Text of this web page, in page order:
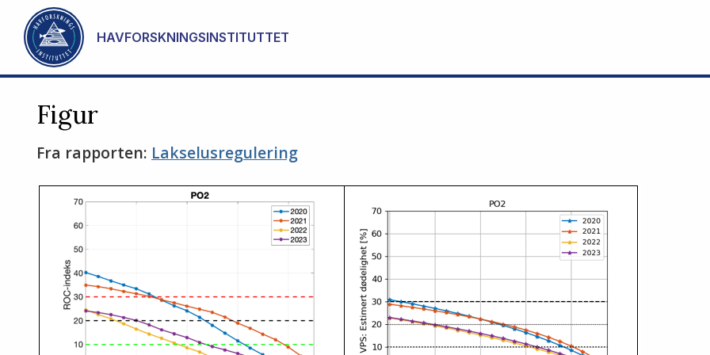
Gå til hovedinnhold
HAVFORSKNINGSINSTITUTTET
Figur
Fra rapporten: Lakselusregulering